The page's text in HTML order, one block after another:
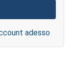
adesso